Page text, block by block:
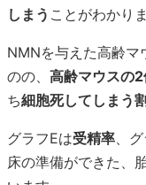
しまう ことがわかりま
NMNを与えた高齢マ
のの、 高齢マウスの
ち細胞死してしまう
グラフEは受精率 、
床の準備ができた、